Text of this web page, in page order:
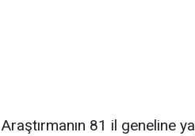
Araştırmanın 81 il geneline